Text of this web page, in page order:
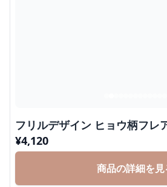
フリルデザイン ヒョウ柄フレ
¥4,120
商品の詳細を見